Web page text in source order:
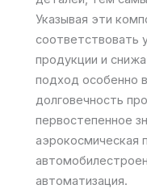
Указывая эти
соответствовать
продукции и
подход особенно
долговечность
первостепенное
аэрокосмическая
автоматизация.